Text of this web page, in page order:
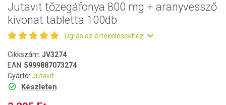
Jutavit tőzegáfonya 800 mg + aranyvessző
kivonat tabletta 100db
Ugrás az értékelésekhez
Cikkszám: JV3274
EAN: 5999887073274
Gyártó: Jutavit
Készleten